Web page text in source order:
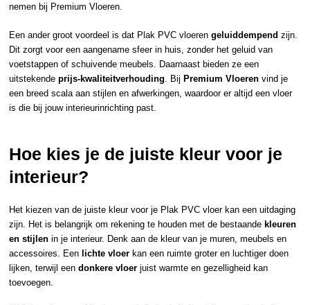
nemen bij Premium Vloeren.
Een ander groot voordeel is dat Plak PVC vloerengeluiddempend zijn.
Dit zorgt voor een aangename sfeer in huis, zonder het geluid van
voetstappen of schuivende meubels. Daarnaast bieden ze een
uitstekendeprijs-kwaliteitverhouding. Bij Premium Vloeren vind je
een breed scala aan stijlen en afwerkingen, waardoor er altijd een vloer
is die bij jouw interieurinrichting past.
Hoe kies je de juiste kleur voor je
interieur?
Het kiezen van de juiste kleur voor je Plak PVC vloer kan een uitdaging
zijn. Het is belangrijk om rekening te houden met de bestaande kleuren
en stijlen in je interieur. Denk aan de kleur van je muren, meubels en
accessoires. Een lichte vloer kan een ruimte groter en luchtiger doen
lijken, terwijl eendonkere vloer juist warmte en gezelligheid kan
toevoegen.